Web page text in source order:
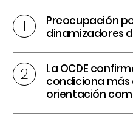
Preocupación
dinamizadores
La OCDE
condiciona más
orientación